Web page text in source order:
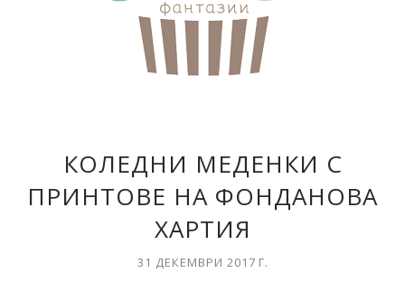
КОЛЕДНИ МЕДЕНКИ С
ПРИНТОВЕ НА ФОНДАНОВА
ХАРТИЯ
31 ДЕКЕМВРИ 2017 Г.